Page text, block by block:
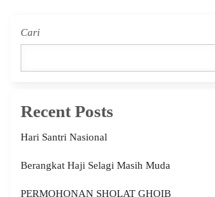
Cari
Recent Posts
Hari Santri Nasional
Berangkat Haji Selagi Masih Muda
PERMOHONAN SHOLAT GHOIB